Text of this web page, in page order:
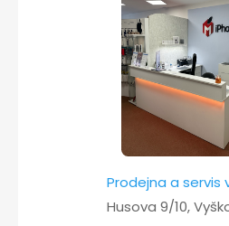
Prodejna a servis
Husova 9/10,